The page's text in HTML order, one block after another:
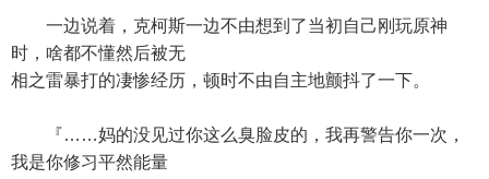
一边说着，克柯斯一边不由想到了当初自己刚玩原神
时，啥都不懂然后被无
相之雷暴打的凄惨经历，顿时不由自主地颤抖了一下。
『……妈的没见过你这么臭脸皮的，我再警告你一次，
我是你修习平然能量